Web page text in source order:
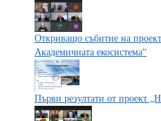
Откриващо събитие на
Академичната екосистема“
Първи резултати от